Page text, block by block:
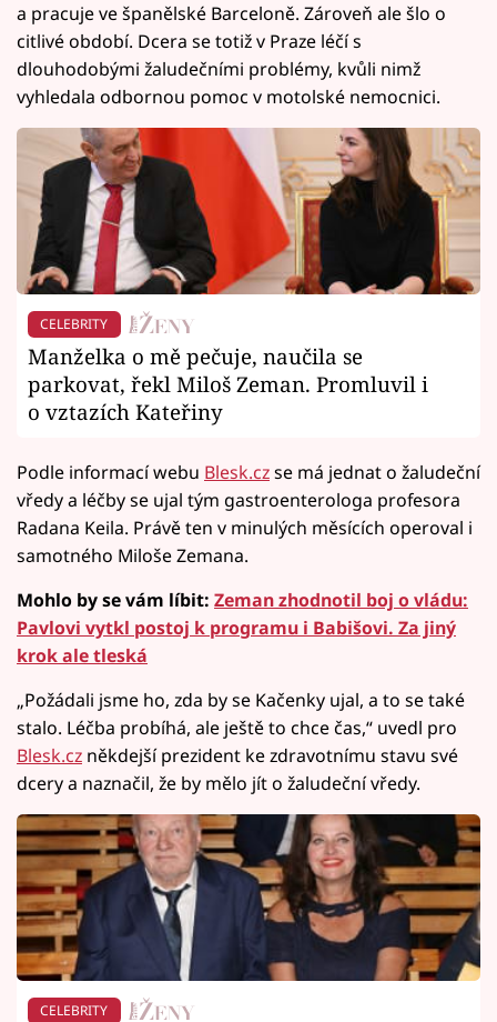
a pracuje ve španělské Barceloně. Zároveň ale šlo o
citlivé období. Dcera se totiž v Praze léčí s
dlouhodobými žaludečními problémy, kvůli nimž
vyhledala odbornou pomoc v motolské nemocnici.
CELEBRITY
Manželka o mě pečuje, naučila se
parkovat, řekl Miloš Zeman. Promluvil i
o vztazích Kateřiny
Podle informací webu Blesk.czse má jednat o žaludeční
vředy a léčby se ujal tým gastroenterologa profesora
Radana Keila. Právě ten v minulých měsících operoval i
samotného Miloše Zemana.
Mohlo by se vám líbit: Zeman zhodnotil boj o vládu:
Pavlovi vytkl postoj k programu i Babišovi. Za jiný
krok ale tleská
„Požádali jsme ho, zda by se Kačenky ujal, a to se také
stalo. Léčba probíhá, ale ještě to chce čas,“ uvedl pro
Blesk.cz někdejší prezident ke zdravotnímu stavu své
dcery a naznačil, že by mělo jít o žaludeční vředy.
CELEBRITY